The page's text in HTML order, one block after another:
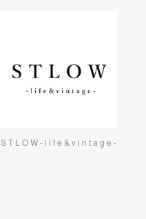
S T L O W - l i f e & v i n t a g e -